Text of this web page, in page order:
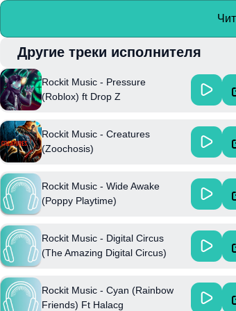
Артисты используют музыку как способ
вдохновленным визуальной культурой и игрой в
Другие треки исполнителя
Rockit Music - Pressure
(Roblox) ft Drop Z
Rockit Music - Creatures
(Zoochosis)
Rockit Music - Wide Awake
(Poppy Playtime)
Rockit Music - Digital Circus
(The Amazing Digital Circus)
Rockit Music - Cyan (Rainbow
Friends) Ft Halacg